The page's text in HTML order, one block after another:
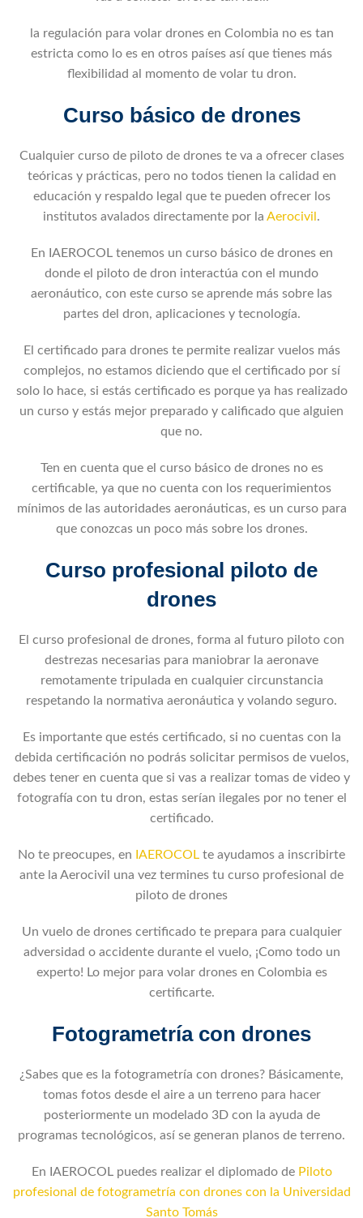
la regulación para volar drones en Colombia no es tan
estricta como lo es en otros países así que tienes más
flexibilidad al momento de volar tu dron.
Curso básico de drones
Cualquier curso de piloto de drones te va a ofrecer clases
teóricas y prácticas, pero no todos tienen la calidad en
educación y respaldo legal que te pueden ofrecer los
institutos avalados directamente por la Aerocivil .
En IAEROCOL tenemos un curso básico de drones en
donde el piloto de dron interactúa con el mundo
aeronáutico, con este curso se aprende más sobre las
partes del dron, aplicaciones y tecnología.
El certificado para drones te permite realizar vuelos más
complejos, no estamos diciendo que el certificado por sí
solo lo hace, si estás certificado es porque ya has realizado
un curso y estás mejor preparado y calificado que alguien
que no.
Ten en cuenta que el curso básico de drones no es
certificable, ya que no cuenta con los requerimientos
mínimos de las autoridades aeronáuticas, es un curso para
que conozcas un poco más sobre los drones.
Curso profesional piloto de
drones
El curso profesional de drones, forma al futuro piloto con
destrezas necesarias para maniobrar la aeronave
remotamente tripulada en cualquier circunstancia
respetando la normativa aeronáutica y volando seguro.
Es importante que estés certificado, si no cuentas con la
debida certificación no podrás solicitar permisos de vuelos,
debes tener en cuenta que si vas a realizar tomas de video y
fotografía con tu dron, estas serían ilegales por no tener el
certificado.
No te preocupes, en IAEROCOL te ayudamos a inscribirte
ante la Aerocivil una vez termines tu curso profesional de
piloto de drones
Un vuelo de drones certificado te prepara para cualquier
adversidad o accidente durante el vuelo, ¡Como todo un
experto! Lo mejor para volar drones en Colombia es
certificarte.
Fotogrametría con drones
¿Sabes que es la fotogrametría con drones? Básicamente,
tomas fotos desde el aire a un terreno para hacer
posteriormente un modelado 3D con la ayuda de
programas tecnológicos, así se generan planos de terreno.
En IAEROCOL puedes realizar el diplomado de Piloto
profesional de fotogrametría con drones con la Universidad
Santo Tomás